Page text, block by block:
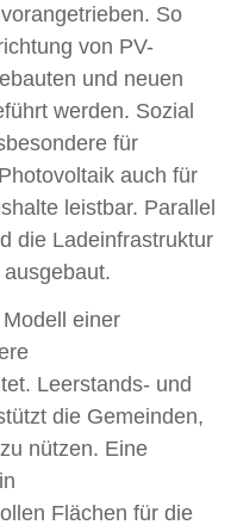
So
von PV-
und neuen
werden. Sozial
für
auch für
leistbar. Parallel
die Ladeinfrastruktur
einer
Leerstands- und
die Gemeinden,
nützen. Eine
Flächen für die